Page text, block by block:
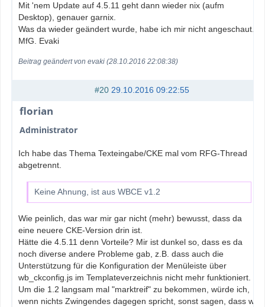
Mit 'nem Update auf 4.5.11 geht dann wieder nix (aufm
Desktop), genauer garnix.
Was da wieder geändert wurde, habe ich mir nicht angeschaut.
MfG. Evaki
Beitrag geändert von evaki (28.10.2016 22:08:38)
#20 29.10.2016 09:22:55
florian
Administrator
Ich habe das Thema Texteingabe/CKE mal vom RFG-Thread
abgetrennt.
Keine Ahnung, ist aus WBCE v1.2
Wie peinlich, das war mir gar nicht (mehr) bewusst, dass da
eine neuere CKE-Version drin ist.
Hätte die 4.5.11 denn Vorteile? Mir ist dunkel so, dass es da
noch diverse andere Probleme gab, z.B. dass auch die
Unterstützung für die Konfiguration der Menüleiste über
wb_ckconfig.js im Templateverzeichnis nicht mehr funktioniert.
Um die 1.2 langsam mal "marktreif" zu bekommen, würde ich,
wenn nichts Zwingendes dagegen spricht, sonst sagen, dass wir